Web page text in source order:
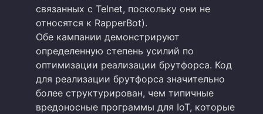
связанных с Telnet, поскольку они не
относятся к RapperBot).
Обе кампании демонстрируют
определенную степень усилий по
оптимизации реализации брутфорса. Код
для реализации брутфорса значительно
более структурирован, чем типичные
вредоносные программы для IoT, которые